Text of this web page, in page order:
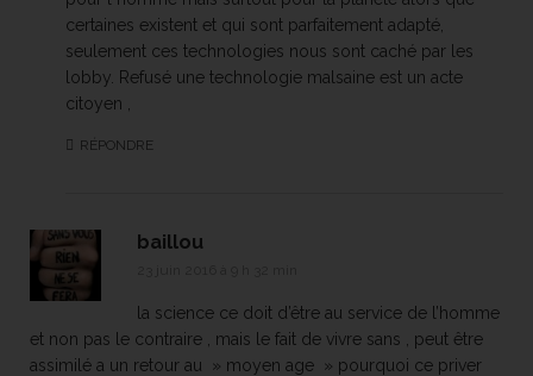
certaines existent et qui sont parfaitement adapté,
seulement ces technologies nous sont caché par les
lobby. Refusé une technologie malsaine est un acte
citoyen ,
RÉPONDRE
baillou
la science ce doit d’être au service de l’homme
et non pas le contraire , mais le fait de vivre sans , peut être
assimilé a un retour au » moyen age » pourquoi ce priver